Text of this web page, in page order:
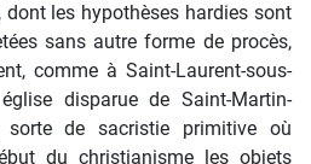
les hypothèses hardies sont
sans autre forme de procès,
comme à Saint-Laurent-sous-
disparue de Saint-Martin-
sorte de sacristie primitive où
du christianisme les objets